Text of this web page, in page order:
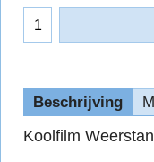
Beschrijving
Koolfilm